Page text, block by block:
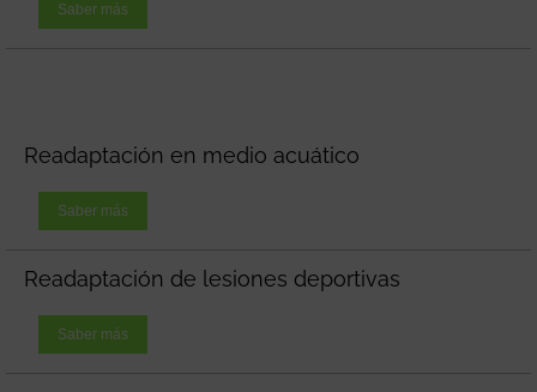
Saber más
Readaptación en medio acuático
Saber más
Readaptación de lesiones deportivas
Saber más